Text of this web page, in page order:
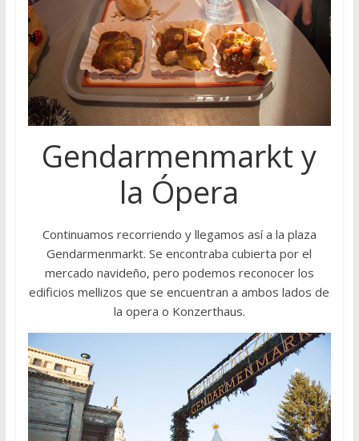
Gendarmenmarkt y
la Ópera
Continuamos recorriendo y llegamos así a la plaza
Gendarmenmarkt. Se encontraba cubierta por el
mercado navideño, pero podemos reconocer los
edificios mellizos que se encuentran a ambos lados de
la opera o Konzerthaus.